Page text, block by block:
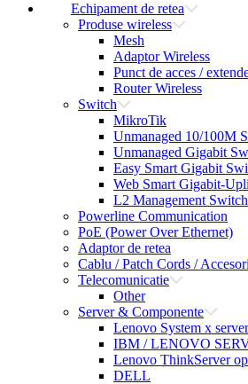
Echipament de retea
Produse wireless
Mesh
Adaptor Wireless
Punct de acces /
Router Wireless
Switch
MikroTik
Unmanaged 10/100M
Unmanaged Gigabit
Easy Smart Gigabit
Web Smart Gigabit-
L2 Management Switch
Powerline Communication
PoE (Power Over Ethernet)
Adaptor de retea
Cablu / Patch Cords /
Telecomunicatie
Other
Server & Componente
Lenovo System x
IBM / LENOVO
Lenovo ThinkServer
DELL